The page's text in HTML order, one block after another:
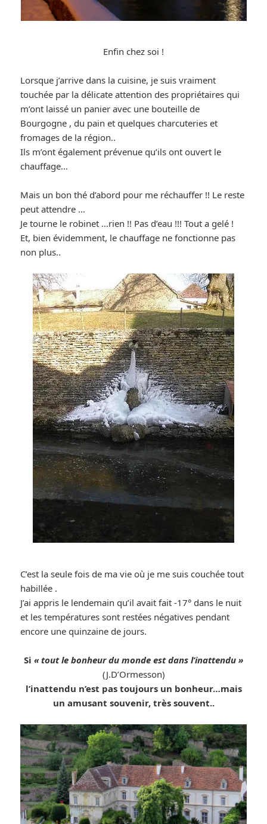
Enfin chez soi !
Lorsque j’arrive dans la cuisine, je suis vraiment
touchée par la délicate attention des propriétaires qui
m’ont laissé un panier avec une bouteille de
Bourgogne , du pain et quelques charcuteries et
fromages de la région..
Ils m’ont également prévenue qu’ils ont ouvert le
chauffage…
Mais un bon thé d’abord pour me réchauffer !! Le reste
peut attendre …
Je tourne le robinet …rien !! Pas d’eau !!! Tout a gelé !
Et, bien évidemment, le chauffage ne fonctionne pas
non plus..
C’est la seule fois de ma vie où je me suis couchée tout
habillée .
J’ai appris le lendemain qu’il avait fait -17° dans le nuit
et les températures sont restées négatives pendant
encore une quinzaine de jours.
Si « tout le bonheur du monde est dans l’inattendu »
(J.D’Ormesson)
l’inattendu n’est pas toujours un bonheur…mais
un amusant souvenir, très souvent..